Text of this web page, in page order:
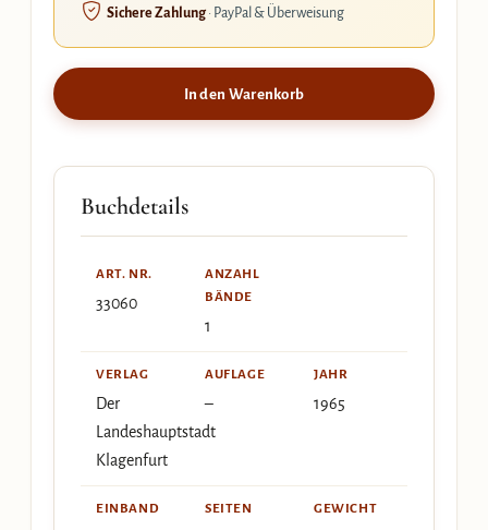
Sichere Zahlung· PayPal & Überweisung
In den Warenkorb
Buchdetails
ART. NR.
33060
ANZAHL
BÄNDE
1
VERLAG
Der
Landeshauptstadt
Klagenfurt
AUFLAGE
–
JAHR
1965
EINBAND SEITEN GEWICHT